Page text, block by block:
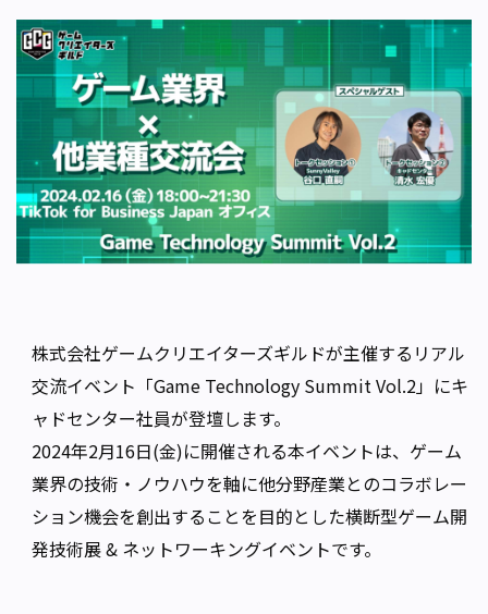
株式会社ゲームクリエイターズギルドが主催するリアル
交流イベント「Game Technology Summit Vol.2」にキ
ャドセンター社員が登壇します。
2024年2月16日(金)に開催される本イベントは、ゲーム
業界の技術・ノウハウを軸に他分野産業とのコラボレー
ション機会を創出することを目的とした横断型ゲーム開
発技術展 & ネットワーキングイベントです。